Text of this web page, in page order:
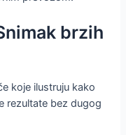
brzih
koje ilustruju kako
rezultate bez dugog